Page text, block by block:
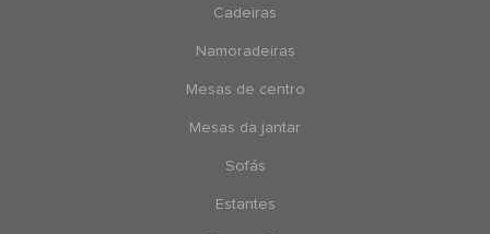
Cadeiras
Namoradeiras
Mesas de centro
Mesas da jantar
Sofás
Estantes